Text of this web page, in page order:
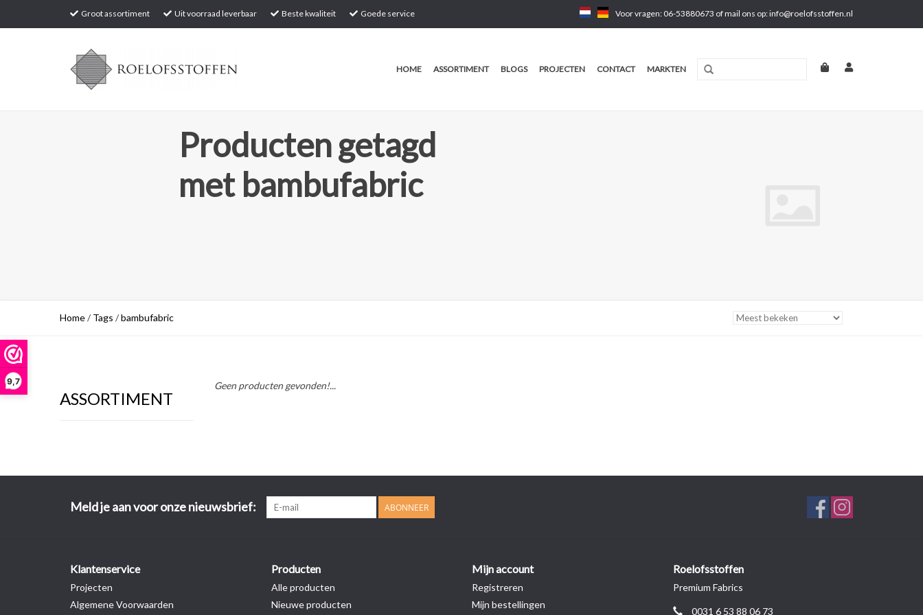
9,7
Groot assortiment Uit voorraad leverbaar Beste kwaliteit Goede service Voor vragen: 06-53880673 of mail ons op:info@roelofsstoffen.nl
HOME ASSORTIMENT BLOGS PROJECTEN CONTACT MARKTEN
Producten getagd
met bambufabric
Home/ Tags /bambufabric
ASSORTIMENT
Geen producten gevonden!...
Meld je aan voor onze nieuwsbrief: ABONNEER
Klantenservice
Projecten
Algemene Voorwaarden
Producten
Alle producten
Nieuwe producten
Mijn account
Registreren
Mijn bestellingen
Roelofsstoffen
Premium Fabrics
0031 6 53 88 06 73